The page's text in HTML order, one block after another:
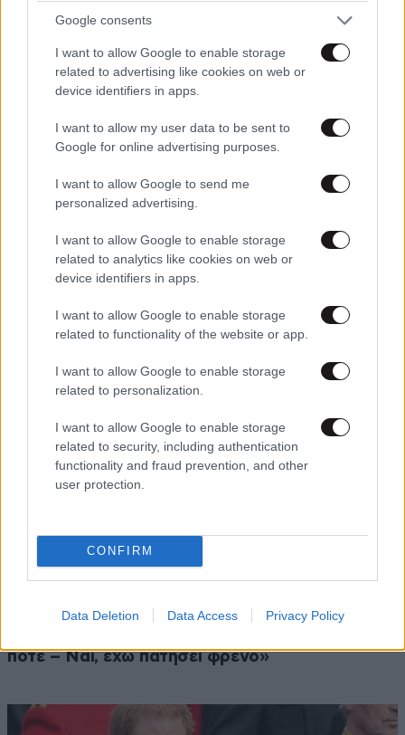
Google consents
I want to allow Google to enable storage
related to advertising like cookies on web or
device identifiers in apps.
I want to allow my user data to be sent to
Google for online advertising purposes.
I want to allow Google to send me
personalized advertising.
I want to allow Google to enable storage
related to analytics like cookies on web or
device identifiers in apps.
I want to allow Google to enable storage
related to functionality of the website or app.
I want to allow Google to enable storage
related to personalization.
I want to allow Google to enable storage
related to security, including authentication
functionality and fraud prevention, and other
user protection.
CONFIRM
Data Deletion Data Access Privacy Policy
LIFESTYLE06·08·2026 12:46
ποτέ – Ναι, έχω πατήσει φρένο»